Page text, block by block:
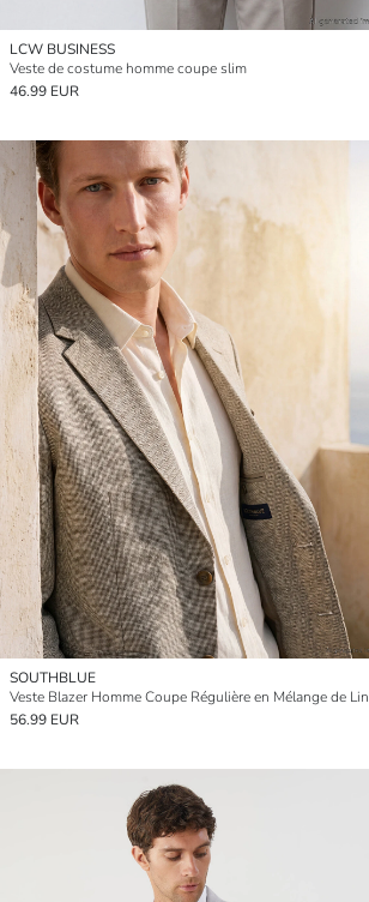
LCW BUSINESS
Veste de costume homme coupe slim
46.99 EUR
SOUTHBLUE
Veste Blazer Homme Coupe Régulière en Mélange de Lin
56.99 EUR